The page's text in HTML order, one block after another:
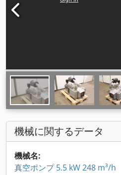
機械に関するデータ
機械名:
真空ポンプ 5.5 kW 248 m³/h